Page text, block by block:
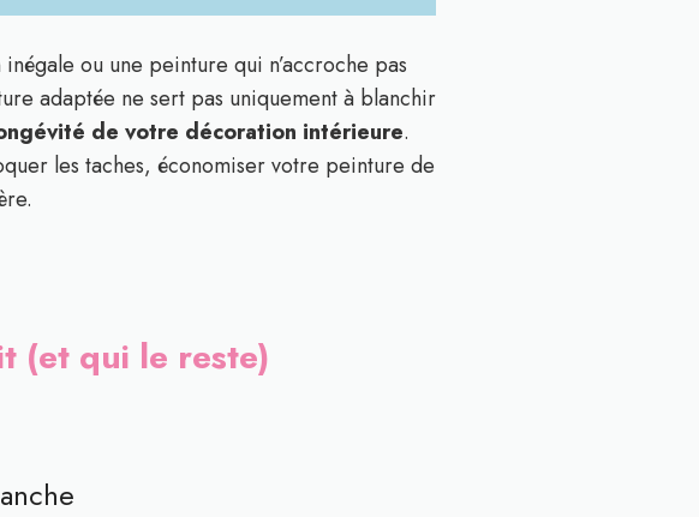
ou une peinture qui n’accroche pas
adaptée ne sert pas uniquement à blanchir
de votre décoration intérieure.
les taches, économiser votre peinture de
(et qui le reste)